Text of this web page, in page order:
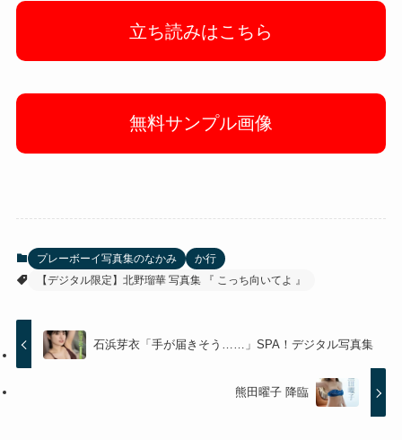
立ち読みはこちら
無料サンプル画像
プレーボーイ写真集のなかみ
か行
【デジタル限定】北野瑠華 写真集 『 こっち向いてよ 』
石浜芽衣「手が届きそう……」SPA！デジタル写真集
熊田曜子 降臨